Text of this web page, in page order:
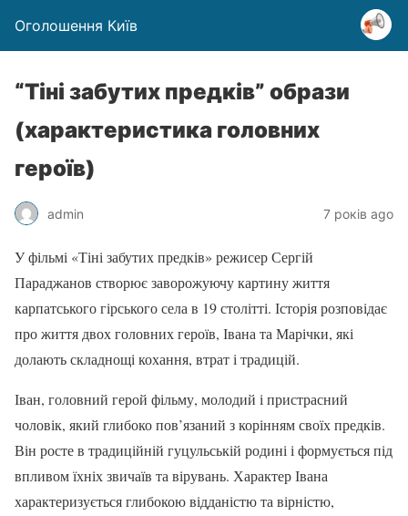
Оголошення Київ
“Тіні забутих предків” образи
(характеристика головних
героїв)
admin 7 років ago
У фільмі «Тіні забутих предків» режисер Сергій
Параджанов створює заворожуючу картину життя
карпатського гірського села в 19 столітті. Історія розповідає
про життя двох головних героїв, Івана та Марічки, які
долають складнощі кохання, втрат і традицій.
Іван, головний герой фільму, молодий і пристрасний
чоловік, який глибоко пов’язаний з корінням своїх предків.
Він росте в традиційній гуцульській родині і формується під
впливом їхніх звичаїв та вірувань. Характер Івана
характеризується глибокою відданістю та вірністю,